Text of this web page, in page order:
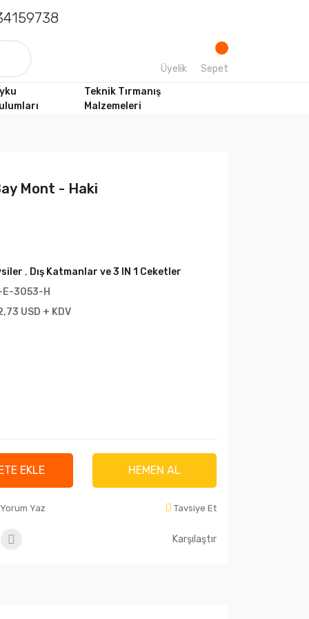
Üyelik Sepet
Teknik Tırmanış
Malzemeleri
Mont - Haki
, Dış Katmanlar ve 3 IN 1 Ceketler
E-3053-H
USD + KDV
EKLE HEMEN AL
Yorum Yaz Tavsiye Et
Karşılaştır